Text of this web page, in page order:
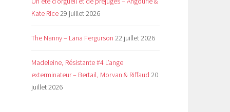
Kate Rice29 juillet 2026
The Nanny – Lana Fergurson 22 juillet 2026
Madeleine, Résistante #4 L’ange
exterminateur – Bertail, Morvan & Riffaud 20
juillet 2026